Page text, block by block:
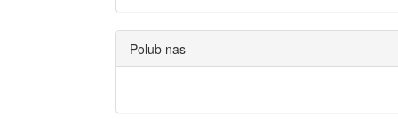
Polub nas